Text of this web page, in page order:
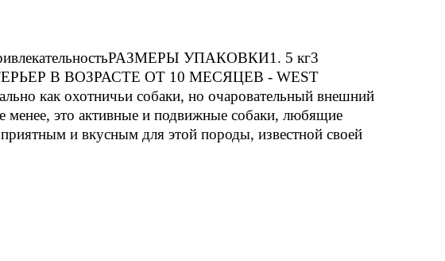
УПАКОВКИ1. 5 кг3
В ВОЗРАСТЕ ОТ 10 МЕСЯЦЕВ - WEST
как охотничьи собаки, но очаровательный внешний
это активные и подвижные собаки, любящие
и вкусным для этой породы, известной своей